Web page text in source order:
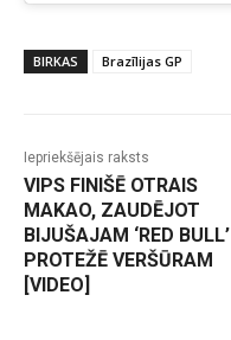
BIRKAS Brazīlijas GP
Iepriekšējais raksts
VIPS FINIŠĒ OTRAIS
MAKAO, ZAUDĒJOT
BIJUŠAJAM ‘RED BULL’
PROTEŽĒ VERŠŪRAM
[VIDEO]